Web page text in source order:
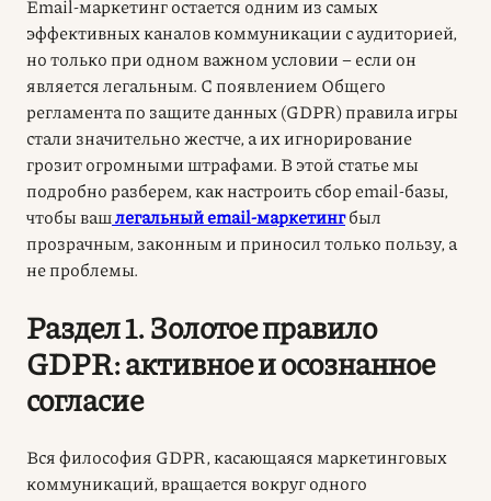
Email-маркетинг остается одним из самых
эффективных каналов коммуникации с аудиторией,
но только при одном важном условии – если он
является легальным. С появлением Общего
регламента по защите данных (GDPR) правила игры
стали значительно жестче, а их игнорирование
грозит огромными штрафами. В этой статье мы
подробно разберем, как настроить сбор email-базы,
чтобы вашлегальный email-маркетингбыл
прозрачным, законным и приносил только пользу, а
не проблемы.
Раздел 1. Золотое правило
GDPR: активное и осознанное
согласие
Вся философия GDPR, касающаяся маркетинговых
коммуникаций, вращается вокруг одного